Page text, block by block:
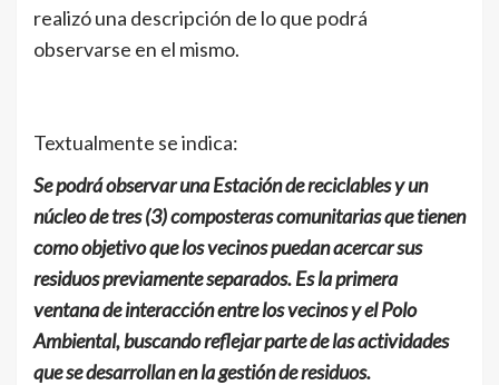
realizó una descripción de lo que podrá
observarse en el mismo.
Textualmente se indica:
Se podrá observar una Estación de reciclables y un
núcleo de tres (3) composteras comunitarias que tienen
como objetivo que los vecinos puedan acercar sus
residuos previamente separados. Es la primera
ventana de interacción entre los vecinos y el Polo
Ambiental, buscando reflejar parte de las actividades
que se desarrollan en la gestión de residuos.